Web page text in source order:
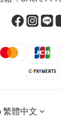
繁體中文